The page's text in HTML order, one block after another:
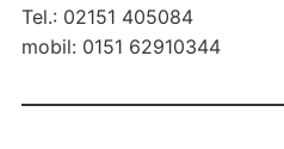
Tel.: 02151 405084
mobil: 0151 62910344